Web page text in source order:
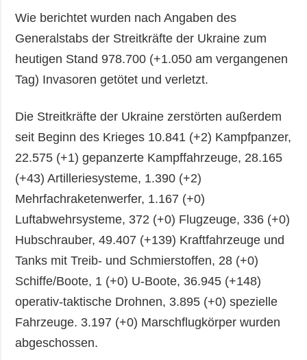
Wie berichtet wurden nach Angaben des
Generalstabs der Streitkräfte der Ukraine zum
heutigen Stand 978.700 (+1.050 am vergangenen
Tag) Invasoren getötet und verletzt.
Die Streitkräfte der Ukraine zerstörten außerdem
seit Beginn des Krieges 10.841 (+2) Kampfpanzer,
22.575 (+1) gepanzerte Kampffahrzeuge, 28.165
(+43) Artilleriesysteme, 1.390 (+2)
Mehrfachraketenwerfer, 1.167 (+0)
Luftabwehrsysteme, 372 (+0) Flugzeuge, 336 (+0)
Hubschrauber, 49.407 (+139) Kraftfahrzeuge und
Tanks mit Treib- und Schmierstoffen, 28 (+0)
Schiffe/Boote, 1 (+0) U-Boote, 36.945 (+148)
operativ-taktische Drohnen, 3.895 (+0) spezielle
Fahrzeuge. 3.197 (+0) Marschflugkörper wurden
abgeschossen.